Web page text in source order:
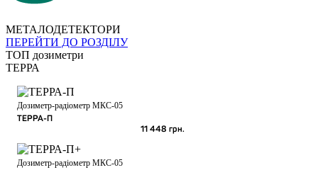
МЕТАЛОДЕТЕКТОРИ
ПЕРЕЙТИ ДО РОЗДІЛУ
ТОП дозиметри
ТЕРРА
Дозиметр-радіометр МКС-05
ТЕРРА-П
11 448 грн.
Дозиметр-радіометр МКС-05